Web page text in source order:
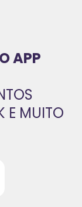
APP
E MUITO